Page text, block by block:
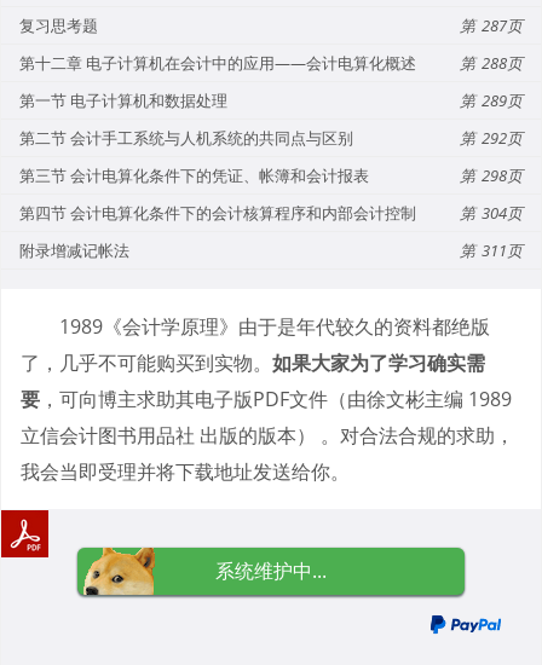
复习思考题
287
第十二章 电子计算机在会计中的应用——会计电算化概述
288
第一节 电子计算机和数据处理
289
第二节 会计手工系统与人机系统的共同点与区别
292
第三节 会计电算化条件下的凭证、帐簿和会计报表
298
第四节 会计电算化条件下的会计核算程序和内部会计控制
304
附录增减记帐法
311
1989《会计学原理》由于是年代较久的资料都绝版
了，几乎不可能购买到实物。 如果大家为了学习确实需
要 ，可向博主求助其电子版PDF文件（由徐文彬主编 1989
立信会计图书用品社 出版的版本） 。对合法合规的求助，
我会当即受理并将下载地址发送给你。
系统维护中...